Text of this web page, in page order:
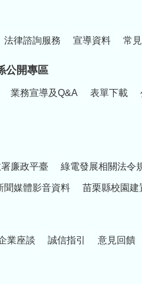
法律諮詢服務 宣導資料 常
公開專區
業務宣導及Q&A 表單下載
廉政平臺 綠電發展相關法令
聞媒體影音資料 苗栗縣校園建
業座談 誠信指引 意見回饋